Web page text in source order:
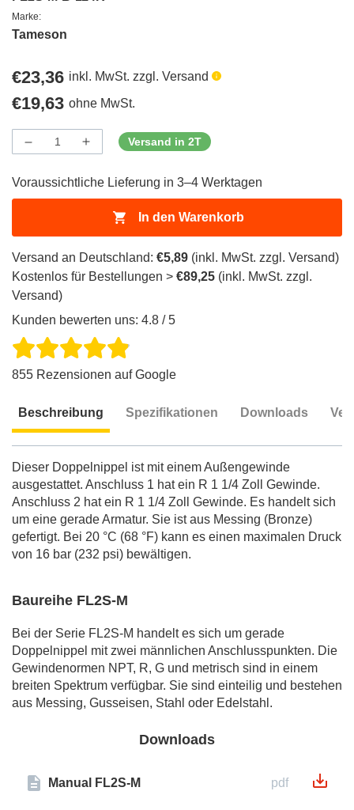
Marke:
Tameson
Regulärer
Preis
€23,36 inkl. MwSt. zzgl. Versand
Regulärer
Preis
€19,63 ohne MwSt.
Menge
Menge
verringern
ProductDrop
Menge
erhöhen
ProductDrop
Versand in 2T
Voraussichtliche Lieferung in 3–4 Werktagen
In den Warenkorb
Versand an Deutschland: €5,89 (inkl. MwSt. zzgl. Versand)
Kostenlos für Bestellungen > €89,25 (inkl. MwSt. zzgl.
Versand)
Kunden bewerten uns: 4.8 / 5
855 Rezensionen auf Google
Beschreibung Spezifikationen Downloads
Dieser Doppelnippel ist mit einem Außengewinde
ausgestattet. Anschluss 1 hat ein R 1 1/4 Zoll Gewinde.
Anschluss 2 hat ein R 1 1/4 Zoll Gewinde. Es handelt sich
um eine gerade Armatur. Sie ist aus Messing (Bronze)
gefertigt. Bei 20 °C (68 °F) kann es einen maximalen Druck
von 16 bar (232 psi) bewältigen.
Baureihe FL2S-M
Bei der Serie FL2S-M handelt es sich um gerade
Doppelnippel mit zwei männlichen Anschlusspunkten. Die
Gewindenormen NPT, R, G und metrisch sind in einem
breiten Spektrum verfügbar. Sie sind einteilig und bestehen
aus Messing, Gusseisen, Stahl oder Edelstahl.
Downloads
Manual FL2S-M pdf